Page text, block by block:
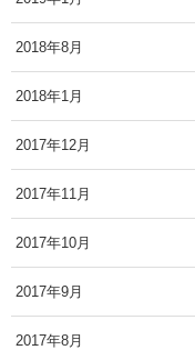
2018年8月
2018年1月
2017年12月
2017年11月
2017年10月
2017年9月
2017年8月